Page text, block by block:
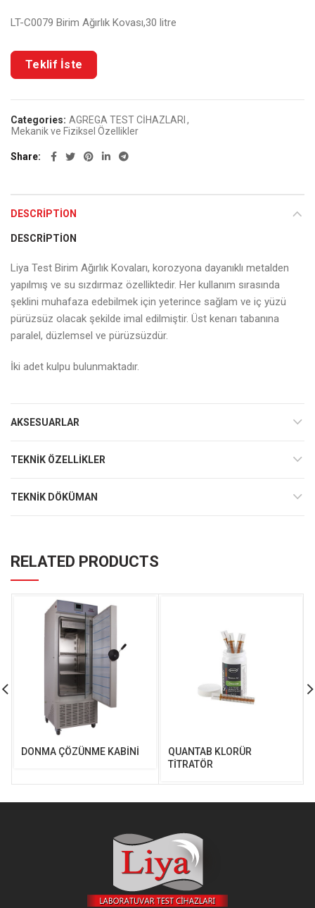
LT-C0079 Birim Ağırlık Kovası,30 litre
Categories: AGREGA TEST CİHAZLARI ,
Mekanik ve Fiziksel Özellikler
Share
DESCRIPTION
DESCRIPTION
Liya Test Birim Ağırlık Kovaları, korozyona dayanıklı metalden
yapılmış ve su sızdırmaz özelliktedir. Her kullanım sırasında
şeklini muhafaza edebilmek için yeterince sağlam ve iç yüzü
pürüzsüz olacak şekilde imal edilmiştir. Üst kenarı tabanına
paralel, düzlemsel ve pürüzsüzdür.
İki adet kulpu bulunmaktadır.
AKSESUARLAR
TEKNIK ÖZELLIKLER
TEKNIK DÖKÜMAN
RELATED PRODUCTS
DONMA ÇÖZÜNME KABİNİ
QUANTAB KLORÜR
TİTRATÖR